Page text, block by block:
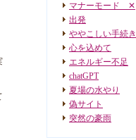
マナーモード ✕
出発
ややこしい手続き
心を込めて
エネルギー不足
chatGPT
夏場の水やり
偽サイト
突然の豪雨